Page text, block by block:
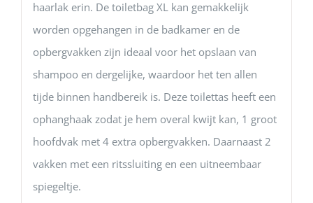
haarlak erin. De toiletbag XL kan gemakkelijk
worden opgehangen in de badkamer en de
opbergvakken zijn ideaal voor het opslaan van
shampoo en dergelijke, waardoor het ten allen
tijde binnen handbereik is. Deze toilettas heeft een
ophanghaak zodat je hem overal kwijt kan, 1 groot
hoofdvak met 4 extra opbergvakken. Daarnaast 2
vakken met een ritssluiting en een uitneembaar
spiegeltje.